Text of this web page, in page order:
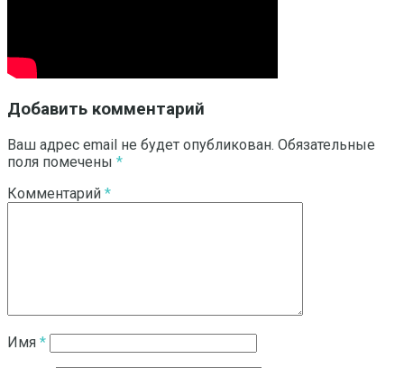
Добавить комментарий
Ваш адрес email не будет опубликован. Обязательные
поля помечены *
Комментарий *
Имя *